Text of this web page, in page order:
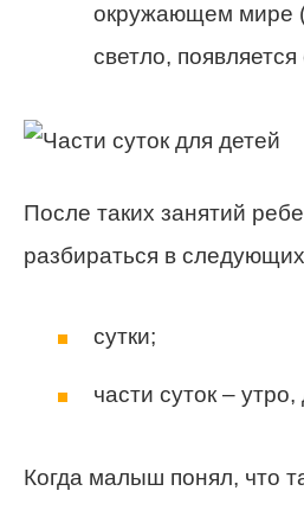
окружающем мире
светло,
После таких занятий
разбираться в
сутки;
части суток –
Когда малыш понял, что